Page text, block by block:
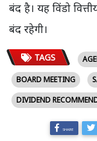
बंद है। यह विंडो
बंद रहेगी।
TAGS
BOARD MEETING
DIVIDEND
SHARE